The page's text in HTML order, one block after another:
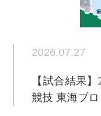
2026.07.27
【試合結果
競技 東海ブ